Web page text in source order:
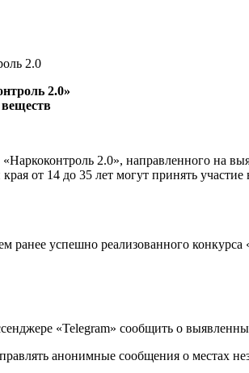
2.0
2.0»
веществ
2.0», направленного на
от 14 до 35 лет могут принять участие
ранее успешно реализованного
«Telegram» сообщить о
анонимные сообщения о местах